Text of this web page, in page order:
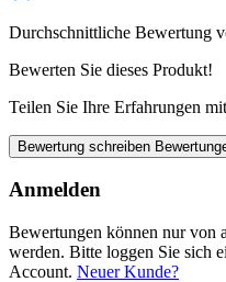
Durchschnittliche Bewertung
Bewerten Sie dieses Produkt!
Teilen Sie Ihre Erfahrungen
Bewertung schreiben
Anmelden
Bewertungen können nur von
werden. Bitte loggen Sie sich
Account. Neuer Kunde?